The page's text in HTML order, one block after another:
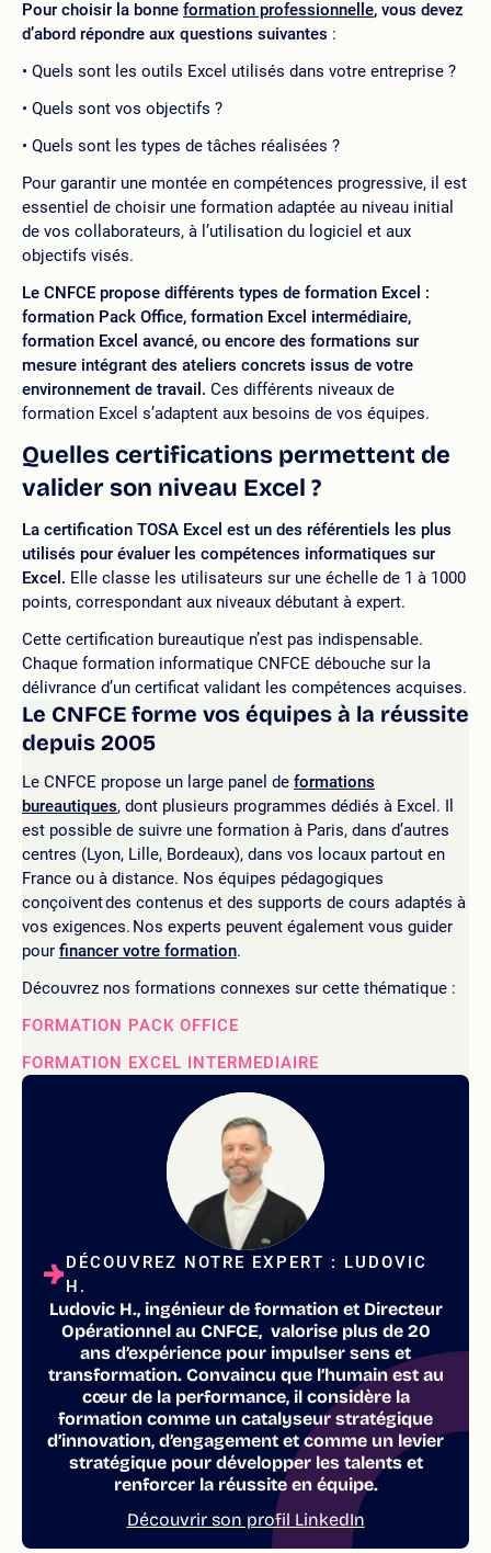
Pour choisir la bonne formation professionnelle, vous devez
d’abord répondre aux questions suivantes :
Quels sont les outils Excel utilisés dans votre entreprise ?
Quels sont vos objectifs ?
Quels sont les types de tâches réalisées ?
Pour garantir une montée en compétences progressive, il est
essentiel de choisir une formation adaptée au niveau initial
de vos collaborateurs, à l’utilisation du logiciel et aux
objectifs visés.
Le CNFCE propose différents types de formation Excel :
formation Pack Office, formation Excel intermédiaire,
formation Excel avancé, ou encore des formations sur
mesure intégrant des ateliers concrets issus de votre
environnement de travail. Ces différents niveaux de
formation Excel s’adaptent aux besoins de vos équipes.
Quelles certifications permettent de
valider son niveau Excel ?
La certification TOSA Excel est un des référentiels les plus
utilisés pour évaluer les compétences informatiques sur
Excel. Elle classe les utilisateurs sur une échelle de 1 à 1000
points, correspondant aux niveaux débutant à expert.
Cette certification bureautique n’est pas indispensable.
Chaque formation informatique CNFCE débouche sur la
délivrance d’un certificat validant les compétences acquises.
Le CNFCE forme vos équipes à la réussite
depuis 2005
Le CNFCE propose un large panel de formations
bureautiques, dont plusieurs programmes dédiés à Excel. Il
est possible de suivre une formation à Paris, dans d’autres
centres (Lyon, Lille, Bordeaux), dans vos locaux partout en
France ou à distance. Nos équipes pédagogiques
conçoivent des contenus et des supports de cours adaptés à
vos exigences. Nos experts peuvent également vous guider
pour financer votre formation.
Découvrez nos formations connexes sur cette thématique :
FORMATION PACK OFFICE
FORMATION EXCEL INTERMEDIAIRE
DÉCOUVREZ NOTRE EXPERT : LUDOVIC
H.
Ludovic H., ingénieur de formation et Directeur
Opérationnel au CNFCE, valorise plus de 20
ans d’expérience pour impulser sens et
transformation. Convaincu que l’humain est au
cœur de la performance, il considère la
formation comme un catalyseur stratégique
d’innovation, d’engagement et comme un levier
stratégique pour développer les talents et
renforcer la réussite en équipe.
Découvrir son profil LinkedIn